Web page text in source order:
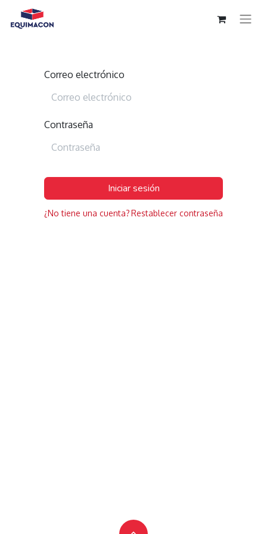
Correo electrónico
Contraseña
Iniciar sesión
¿No tiene una cuenta?Restablecer contraseña